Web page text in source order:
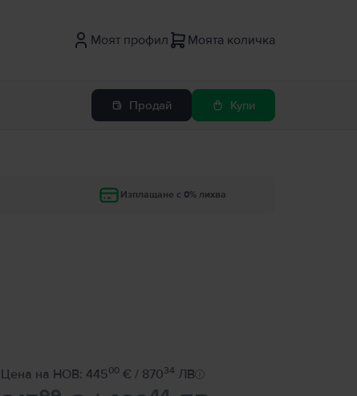
Моят профил Моята количка
Продай Купи
Изплащане с 0% лихва
Цена на НОВ: 44500€ / 87034 ЛВ